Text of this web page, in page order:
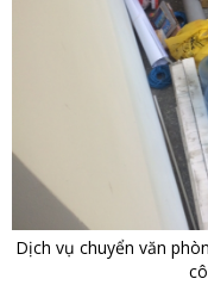
Dịch vụ chuyển văn